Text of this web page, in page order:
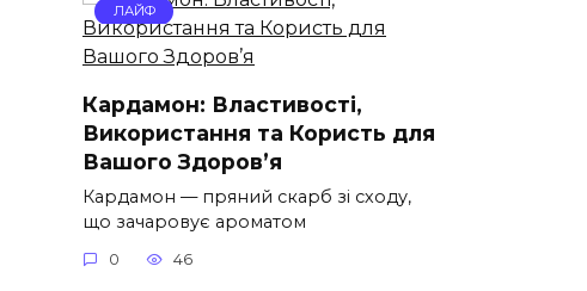
ЛАЙФ
Кардамон: Властивості,
Використання та Користь для
Вашого Здоров’я
Кардамон — пряний скарб зі сходу,
що зачаровує ароматом
0 46